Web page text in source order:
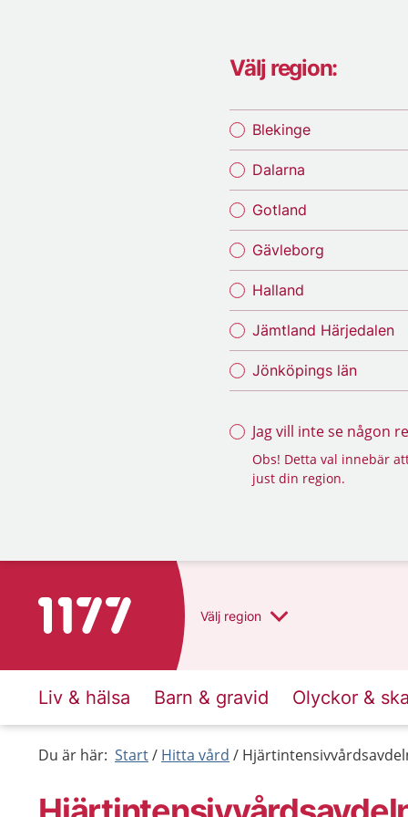
Välj region:
Blekinge
Dalarna
Gotland
Gävleborg
Halland
Jämtland Härjedalen
Jönköpings län
Jag vill inte se någon
Obs! Detta val innebär
just din region.
Till startsidan för 1177 Välj region
Liv & hälsa Barn & gravid Olyckor &
Du är här: Start Hitta vård